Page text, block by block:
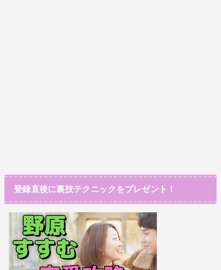
登録直後に裏技テクニックをプレゼント！